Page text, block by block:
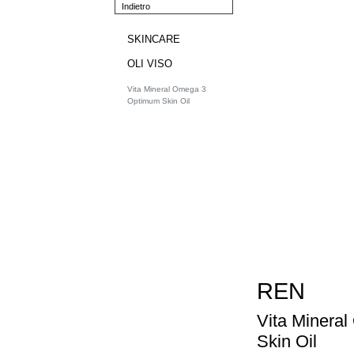
Indietro
SKINCARE
OLI VISO
Vita Mineral Omega 3
Optimum Skin Oil
REN
Vita Mineral
Skin Oil